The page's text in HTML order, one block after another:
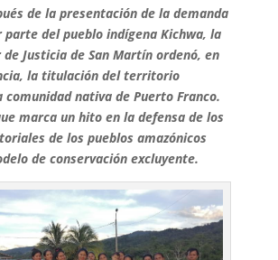
de la presentación de la demanda
parte del pueblo indígena Kichwa, la
Justicia de San Martín ordenó, en
la titulación del territorio
nativa de Puerto Franco.
marca un hito en la defensa de los
de los pueblos amazónicos
de conservación excluyente.